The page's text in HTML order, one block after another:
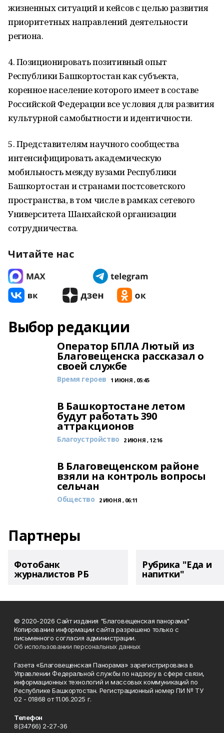
жизненных ситуаций и кейсов с целью развития
приоритетных направлений деятельности
региона.
4. Позиционировать позитивный опыт
Республики Башкортостан как субъекта,
коренное население которого имеет в составе
Российской Федерации все условия для развития
культурной самобытности и идентичности.
5. Представителям научного сообщества
интенсифицировать академическую
мобильность между вузами Республики
Башкортостан и странами постсоветского
пространства, в том числе в рамках сетевого
Университета Шанхайской организации
сотрудничества.
Читайте нас
Выбор редакции
Оператор БПЛА Лютый из
Благовещенска рассказал о
своей службе
Время героев 1 ИЮНЯ , 05:45
В Башкортостане летом
будут работать 390
аттракционов
Благоустройство 2 ИЮНЯ , 12:16
В Благовещенском районе
взяли на контроль вопросы
сельчан
Общество 2 ИЮНЯ , 06:11
Партнеры
Фотобанк
журналистов РБ
Рубрика "Еда и
напитки"
© 2020-2026 Сайт издания "Благовещенская панорама"
Копирование информации сайта разрешено только с
письменного согласия администрации.
Об использовании персональных данных
Газета «Благовещенская Панорама» зарегистрирована в
Управлении Федеральной службы по надзору в сфере связи,
информационных технологий и массовых коммуникаций по
Республике Башкортостан. Регистрационный номер ПИ № ТУ
02 - 01868 от 11.06.2025 г.
Телефон
8(34766) 2-27-36